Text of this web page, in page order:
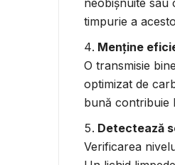
timpurie a
Menține
O transmisie
optimizat de
bună contribuie
Detectează
Verificarea